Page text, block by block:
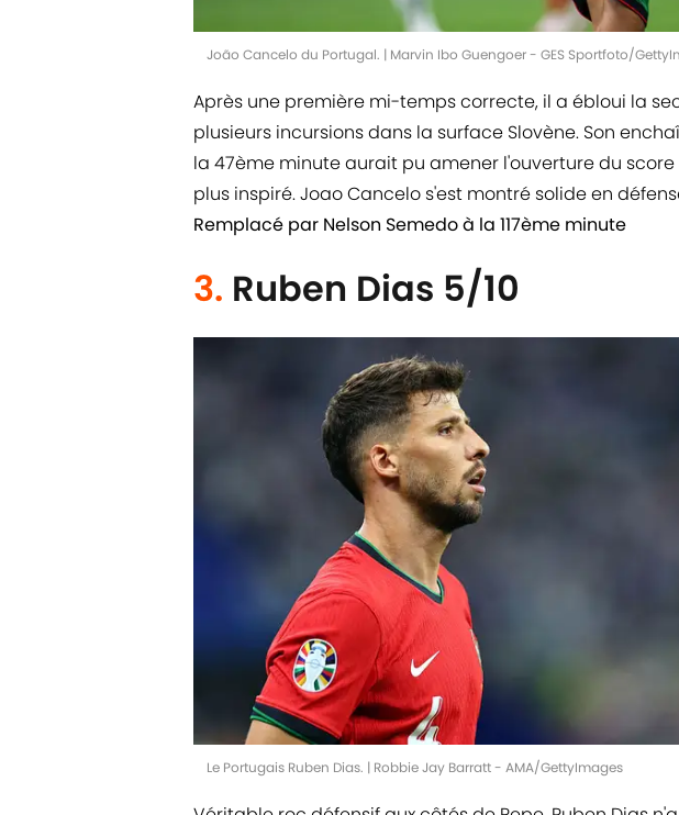
João Cancelo du Portugal. | Marvin Ibo Guengoer - GES Sportfoto/
Après une première mi-temps correcte, il a ébloui la
plusieurs incursions dans la surface Slovène. Son
la 47ème minute aurait pu amener l'ouverture du
plus inspiré. Joao Cancelo s'est montré solide en
Remplacé par Nelson Semedo à la 117ème minute
3. Ruben Dias 5/10
Le Portugais Ruben Dias. | Robbie Jay Barratt - AMA/GettyImages